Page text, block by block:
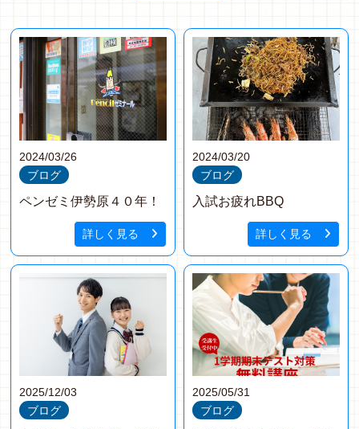
2024/03/26
ブログ
ペンゼミ伊勢原４０年！
詳しく見る
2024/03/20
ブログ
入試お疲れBBQ
詳しく見る
2025/12/03
ブログ
2025/05/31
ブログ